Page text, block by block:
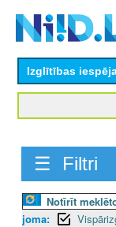
Izglītības
☰ Filtri
Notīrīt
joma: